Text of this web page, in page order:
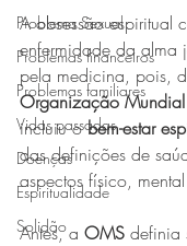
Problema Sexual
Problemas financeiros
Problemas familiares
Vidas passadas
Doenças
Espiritualidade
Solidão
A obsessão espiritual
enfermidade da alma
pela medicina, pois,
Organização
incluiu o bem-estar
das definições de
aspectos físico,
Antes, a OMS definia